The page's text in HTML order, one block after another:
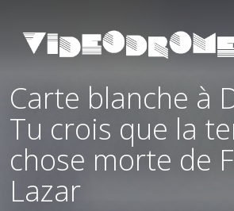
Carte blanche à
Tu crois que la
chose morte de
Lazar